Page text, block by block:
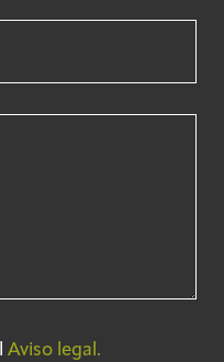
Aviso legal.